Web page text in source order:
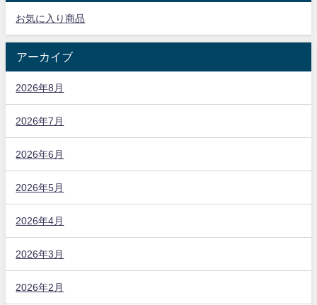
お気に入り商品
アーカイブ
2026年8月
2026年7月
2026年6月
2026年5月
2026年4月
2026年3月
2026年2月